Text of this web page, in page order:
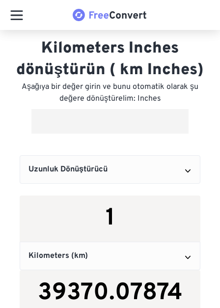
Kilometers Inches
dönüştürün ( km Inches)
Aşağıya bir değer girin ve bunu otomatik olarak şu
değere dönüştürelim: Inches